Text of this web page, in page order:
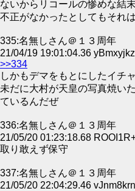
ないからリコールの惨めな結
不正がなかったとしてもそれ
335:名無しさん＠１３周年
21/04/19 19:01:04.36
>>334
しかもデマをもとにしたイチ
未だに大村が天皇の写真焼い
ているんだぜ
336:名無しさん＠１３周年
21/05/20 01:23:18.68
取り敢えず保守
337:名無しさん＠１３周年
21/05/20 22:04:29.46